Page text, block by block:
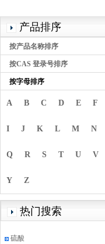
产品排序
按产品名称排序
按CAS 登录号排序
按字母排序
A B C D E F
I J K L M N
Q R S T U V
Y Z
热门搜索
硫酸